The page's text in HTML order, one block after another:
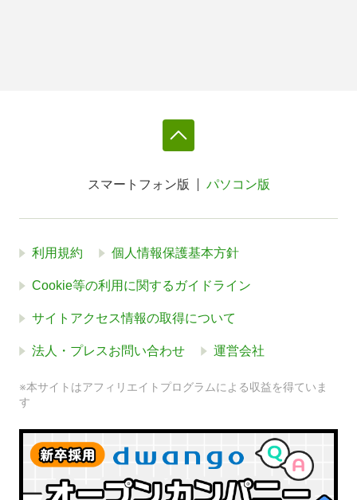
スマートフォン版 パソコン版
利用規約 個人情報保護基本方針
Cookie等の利用に関するガイドライン
サイトアクセス情報の取得について
法人・プレスお問い合わせ 運営会社
※本サイトはアフィリエイトプログラムによる収益を得ていま
す